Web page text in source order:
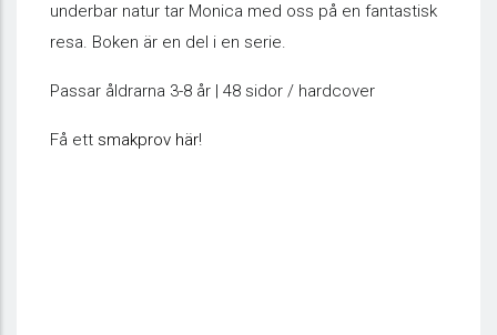
underbar natur tar Monica med oss på en fantastisk
resa. Boken är en del i en serie.
Passar åldrarna 3-8 år | 48 sidor / hardcover
Få ett smakprov här!